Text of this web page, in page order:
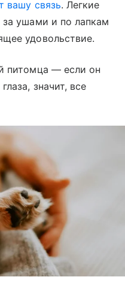
вашу связь. Легкие
за ушами и по лапкам
удовольствие.
питомца — если он
значит, все